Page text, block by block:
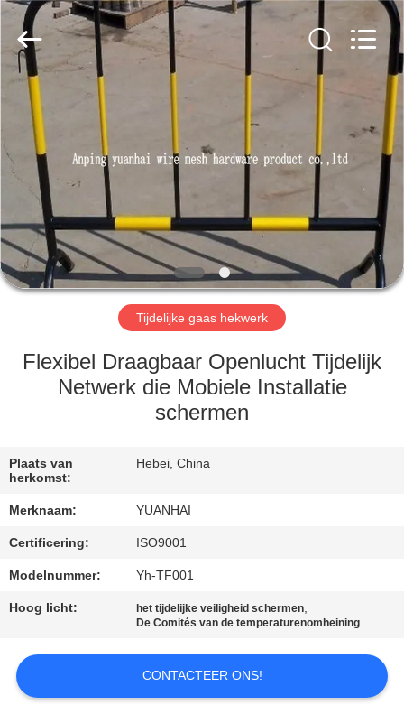
HUIS
PRODUCTEN
VR-
SHOW
ONGEVEER
FABRIEKSREIS
NIEUWS
OM EEN
CITAAT
yuanhai
mesh
products
Co.,
Reserved.
Tijdelijke gaas hekwerk
Flexibel Draagbaar Openlucht Tijdelijk
Netwerk die Mobiele Installatie
schermen
Plaats van
herkomst:
Hebei, China
Merknaam: YUANHAI
Certificering: ISO9001
Modelnummer: Yh-TF001
Hoog licht: het tijdelijke veiligheid schermen,
De Comités van de temperaturenomheining
CONTACTEER ONS!